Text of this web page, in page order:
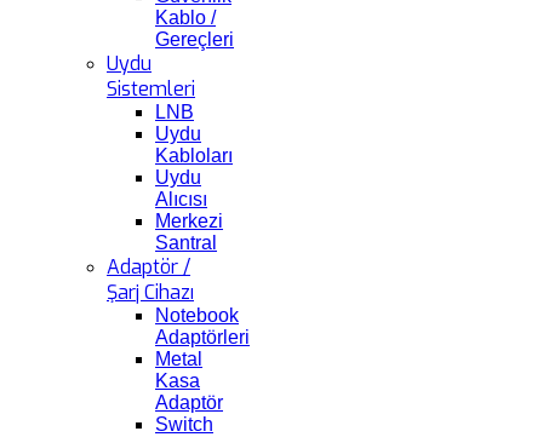
Kablo /
Gereçleri
Uydu
Sistemleri
LNB
Uydu
Kabloları
Uydu
Alıcısı
Merkezi
Santral
Adaptör /
Şarj Cihazı
Notebook
Adaptörleri
Metal
Kasa
Adaptör
Switch